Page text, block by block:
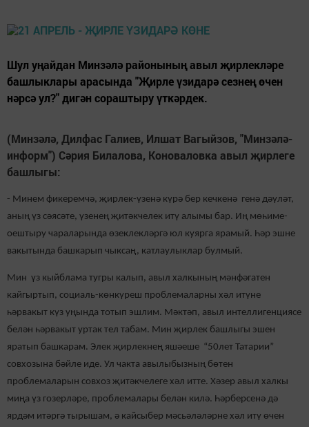
Шул уңайдан Минзәлә районының авыл җирлекләре
башлыклары арасында "Җирле үзидарә сезнең өчен
нәрсә ул?" дигән сораштыру үткәрдек.
(Минзәлә, Дилфас Галиев, Илшат Вагыйзов, "Минзәлә-
информ") Сәрия Билалова, Коноваловка авыл җирлеге
башлыгы:
- Минем фикеремчә, җирлек-үзенә күрә бер кечкенә генә дәүләт,
аның үз сәясәте, үзенең җитәкчелек итү алымы бар. Иң мөһиме-
оештыру чараларында өзеклекләргә юл куярга ярамый. Һәр эшне
вакытында башкарып чыксаң, катлаулыклар булмый.
Мин үз кыйблама тугры калып, авыл халкының мәнфәгатен
кайгыртып, социаль-көнкүреш проблемаларны хәл итүне
һәрвакыт күз уңында тотып эшлим. Мәктәп, авыл интеллигенциясе
белән һәрвакыт уртак тел табам. Мин җирлек башлыгы эшен
яратып башкарам. Элек җирлекнең яшәеше “50лет Татарии”
совхозына бәйле иде. Ул чакта авылыбызның бөтен
проблемаларын совхоз җитәкчелеге хәл итте. Хәзер авыл халкы
миңа үз гозерләре, проблемалары белән килә. Һәрберсенә дә
ярдәм итәргә тырышам, ә кайсыбер мәсьәләләрне хәл итү өчен